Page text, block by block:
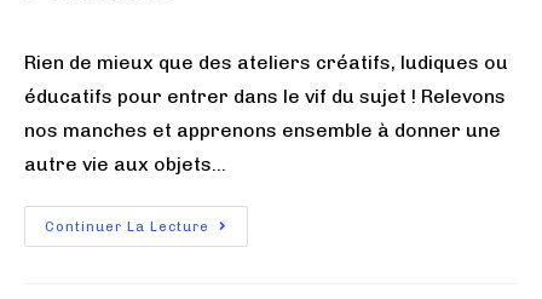
Rien de mieux que des ateliers créatifs, ludiques ou
éducatifs pour entrer dans le vif du sujet ! Relevons
nos manches et apprenons ensemble à donner une
autre vie aux objets…
Continuer La Lecture